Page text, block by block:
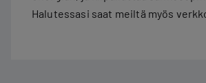
Halutessasi saat meiltä myös